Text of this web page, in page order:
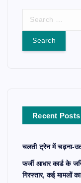
r
Recent Posts
चलती ट्रेन में चढ़ना-
फर्जी आधार कार्ड के
गिरफ्तार, कई मामलों